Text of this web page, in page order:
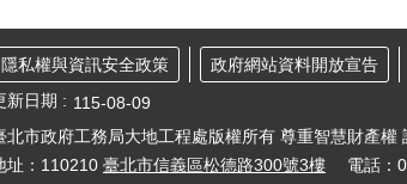
隱私權與資訊安全政策 政府網站資料開放宣告
新日期
115-08-09
北市政府工務局大地工程處版權所有 尊重智慧財產權
址：110210 臺北市信義區松德路300號3樓 電話：